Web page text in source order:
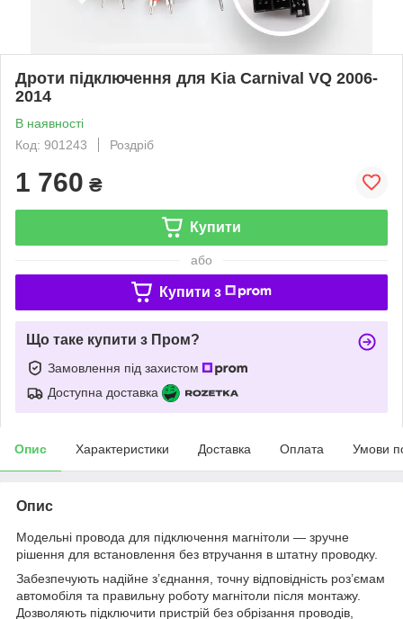
Дроти підключення для Kia Carnival VQ 2006-
2014
В наявності
Код: 901243
Роздріб
1 760 ₴
Купити
або
Купити з
Що таке купити з Пром?
Замовлення під захистом
Доступна доставка
Опис Характеристики Доставка Оплата Умови
Опис
Модельні провода для підключення магнітоли — зручне
рішення для встановлення без втручання в штатну проводку.
Забезпечують надійне з’єднання, точну відповідність роз’ємам
автомобіля та правильну роботу магнітоли після монтажу.
Дозволяють підключити пристрій без обрізання проводів,